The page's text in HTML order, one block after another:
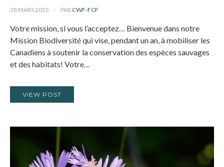
28 MARS 2025 PAR CWF-FCF
Votre mission, si vous l’acceptez… Bienvenue dans notre
Mission Biodiversité qui vise, pendant un an, à mobiliser les
Canadiens à soutenir la conservation des espèces sauvages
et des habitats! Votre…
VIEW POST